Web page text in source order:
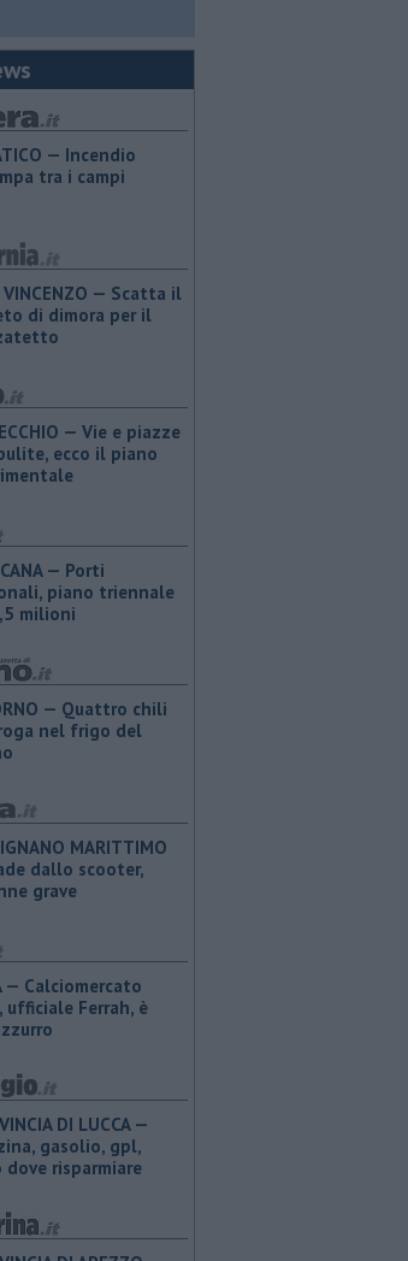
— Incendio
tra i campi
VINCENZO — Scatta il
di dimora per il
— Vie e piazze
ecco il piano
— Porti
piano triennale
milioni
— Quattro chili
nel frigo del
MARITTIMO
dallo scooter,
grave
— Calciomercato
ufficiale Ferrah, è
DI LUCCA —
gasolio, gpl,
dove risparmiare